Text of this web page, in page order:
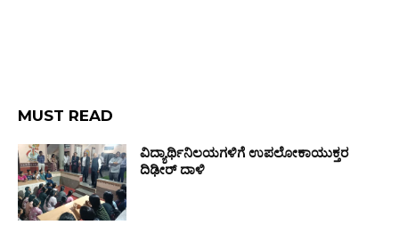
MUST READ
ವಿದ್ಯಾರ್ಥಿನಿಲಯಗಳಿಗೆ ಉಪಲೋಕಾಯುಕ್ತರ
ದಿಢೀರ್ ದಾಳಿ